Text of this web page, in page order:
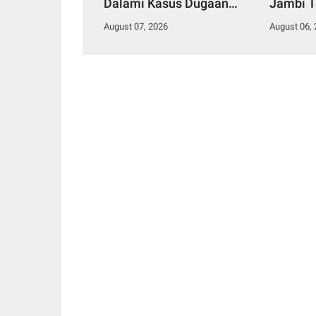
Dalami Kasus Dugaan
Penipuan Rekrutmen
August 07, 2026
Jambi
Orang
August 06,